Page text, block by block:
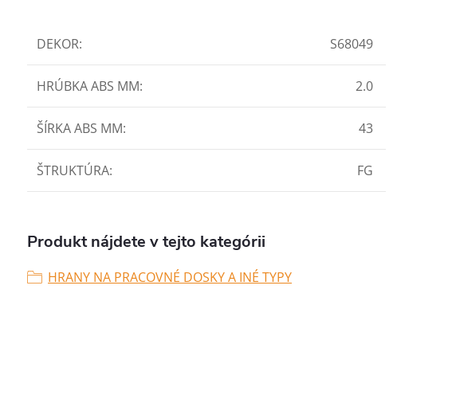
DEKOR: S68049
HRÚBKA ABS MM: 2.0
ŠÍRKA ABS MM: 43
ŠTRUKTÚRA: FG
Produkt nájdete v tejto kategórii
HRANY NA PRACOVNÉ DOSKY A INÉ TYPY